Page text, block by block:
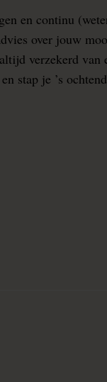
en continu
over jouw
verzekerd van
stap je ’s